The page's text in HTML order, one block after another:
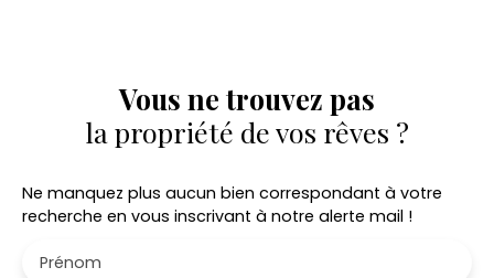
Vous ne trouvez pas
la propriété de vos rêves ?
Ne manquez plus aucun bien correspondant à votre
recherche en vous inscrivant à notre alerte mail !
Prénom